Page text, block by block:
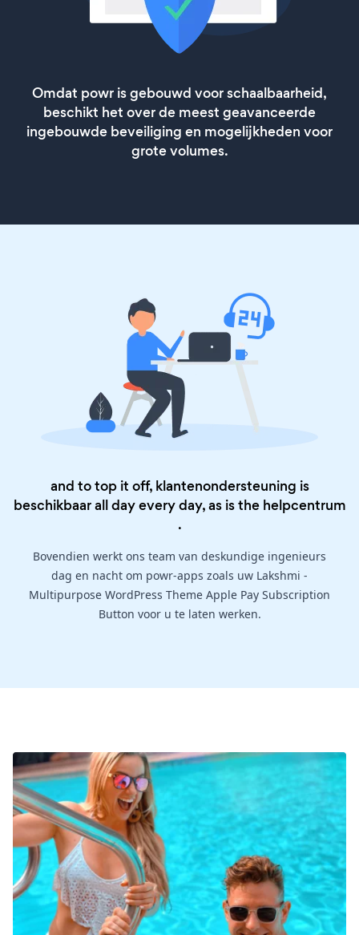
Omdat powr is gebouwd voor schaalbaarheid,
beschikt het over de meest geavanceerde
ingebouwde beveiliging en mogelijkheden voor
grote volumes.
and to top it off, klantenondersteuning is
beschikbaar all day every day, as is the helpcentrum
.
Bovendien werkt ons team van deskundige ingenieurs
dag en nacht om powr-apps zoals uw Lakshmi -
Multipurpose WordPress Theme Apple Pay Subscription
Button voor u te laten werken.